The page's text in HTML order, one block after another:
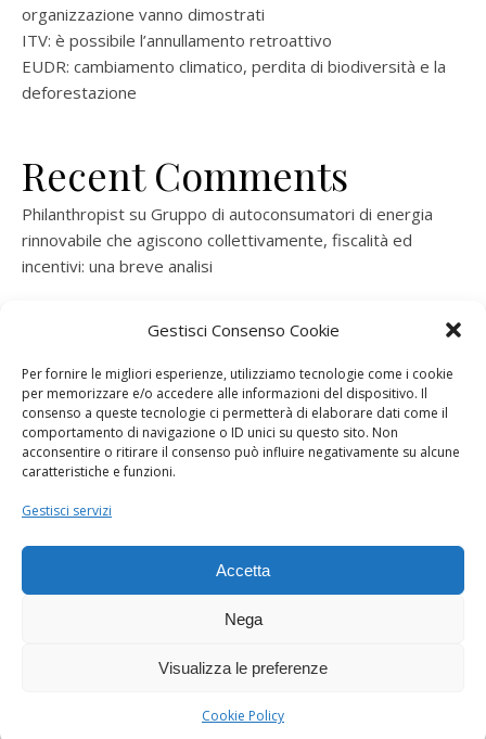
Gestisci Consenso Cookie
Per fornire le migliori esperienze, utilizziamo tecnologie come i cookie
per memorizzare e/o accedere alle informazioni del dispositivo. Il
consenso a queste tecnologie ci permetterà di elaborare dati come il
comportamento di navigazione o ID unici su questo sito. Non
acconsentire o ritirare il consenso può influire negativamente su alcune
caratteristiche e funzioni.
Gestisci servizi
Accetta
Nega
Visualizza le preferenze
Cookie Policy
organizzazione vanno dimostrati
ITV: è possibile l’annullamento retroattivo
EUDR: cambiamento climatico, perdita di biodiversità e la
deforestazione
Recent Comments
Philanthropist su Gruppo di autoconsumatori di energia
rinnovabile che agiscono collettivamente, fiscalità ed
incentivi: una breve analisi
rinnovabile che agiscono collettivamente, fiscalità ed
ramatogelsuGruppo di autoconsumatori di energia
rinnovabile che agiscono collettivamente, fiscalità ed
incentivi: una breve analisi
consorzio per la produzione di energia elettrica
Dogana Sostenibile 2026 ©
Ashe Tema di
WP Royal